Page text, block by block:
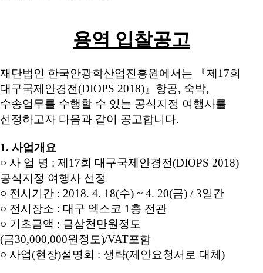
용역 입찰공고
재단법인 한국안광학산업진흥원에서는 『제17회
대구국제안경전(DIOPS 2018)』항공, 숙박,
수송업무를 수행할 수 있는 공식지정 여행사를
선정하고자 다음과 같이 공고합니다.
1. 사업개요
○ 사 업 명 : 제17회 대구국제안경전(DIOPS 2018)
공식지정 여행사 선정
○ 전시기간 : 2018. 4. 18(수) ~ 4. 20(금) / 3일간
○ 전시장소 : 대구 엑스코 1층 전관
○ 기초금액 : 금삼천만원정도
(금30,000,000원정도)/VAT포함
○ 사업(현장)설명회 : 생략(제안요청서로 대체)